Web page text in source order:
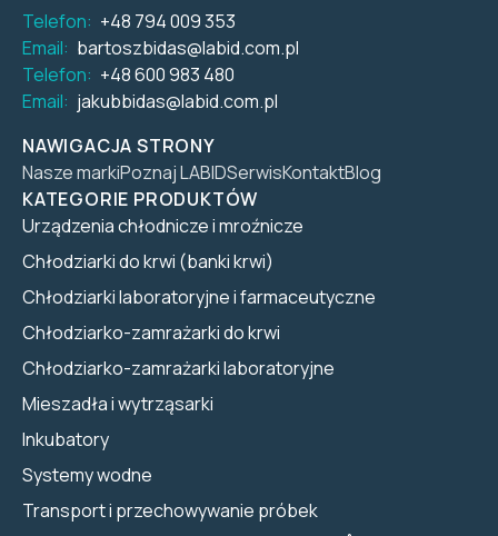
Telefon: +48 794 009 353
Email: bartoszbidas@labid.com.pl
Telefon: +48 600 983 480
Email: jakubbidas@labid.com.pl
NAWIGACJA STRONY
Nasze markiPoznaj LABIDSerwisKontaktBlog
KATEGORIE PRODUKTÓW
Urządzenia chłodnicze i mroźnicze
Chłodziarki do krwi (banki krwi)
Chłodziarki laboratoryjne i farmaceutyczne
Chłodziarko-zamrażarki do krwi
Chłodziarko-zamrażarki laboratoryjne
Mieszadła i wytrząsarki
Inkubatory
Systemy wodne
Transport i przechowywanie próbek